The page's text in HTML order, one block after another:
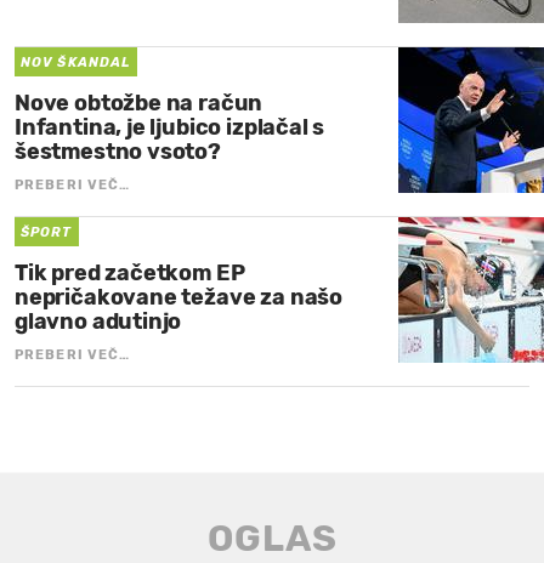
NOV ŠKANDAL
Nove obtožbe na račun
Infantina, je ljubico izplačal s
šestmestno vsoto?
PREBERI VEČ…
ŠPORT
Tik pred začetkom EP
nepričakovane težave za našo
glavno adutinjo
PREBERI VEČ…